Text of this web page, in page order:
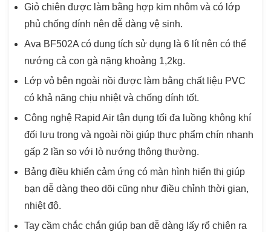
Giỏ chiên được làm bằng hợp kim nhôm và có lớp
phủ chống dính nên dễ dàng vệ sinh.
Ava BF502A có dung tích sử dụng là 6 lít nên có thể
nướng cả con gà nặng khoảng 1,2kg.
Lớp vỏ bên ngoài nồi được làm bằng chất liệu PVC
có khả năng chịu nhiệt và chống dính tốt.
Công nghệ Rapid Air tận dụng tối đa luồng không khí
đối lưu trong và ngoài nồi giúp thực phẩm chín nhanh
gấp 2 lần so với lò nướng thông thường.
Bảng điều khiển cảm ứng có màn hình hiển thị giúp
bạn dễ dàng theo dõi cũng như điều chỉnh thời gian,
nhiệt độ.
Tay cầm chắc chắn giúp bạn dễ dàng lấy rổ chiên ra